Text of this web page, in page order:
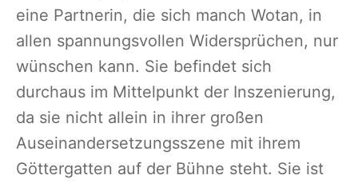
eine Partnerin, die sich manch Wotan, in
allen spannungsvollen Widersprüchen, nur
wünschen kann. Sie befindet sich
durchaus im Mittelpunkt der Inszenierung,
da sie nicht allein in ihrer großen
Auseinandersetzungsszene mit ihrem
Göttergatten auf der Bühne steht. Sie ist